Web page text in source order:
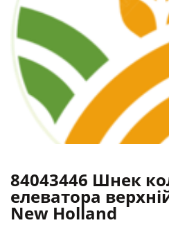
84043446 Шнек
елеватора
New Holland